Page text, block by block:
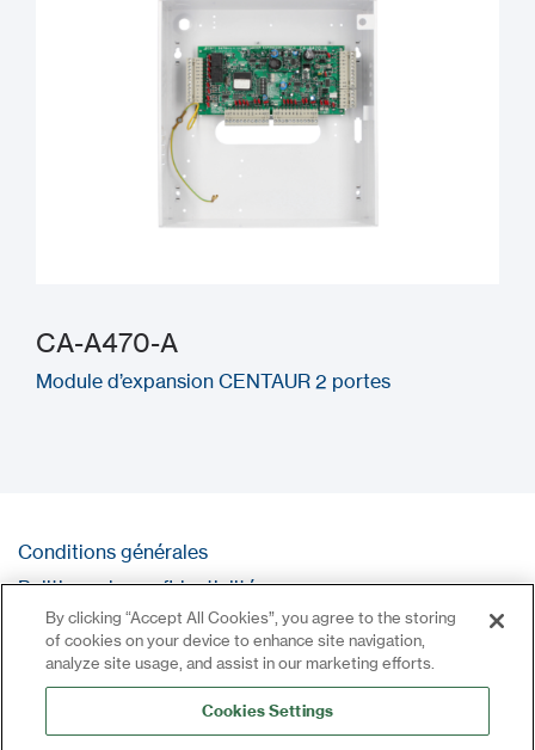
CA-A470-A
Module d’expansion CENTAUR 2 portes
Conditions générales
Politique de confidentialité
Contact
Se connecter
Plan du site
By clicking “Accept All Cookies”, you agree to the storing
of cookies on your device to enhance site navigation,
analyze site usage, and assist in our marketing efforts.
Cookies Settings